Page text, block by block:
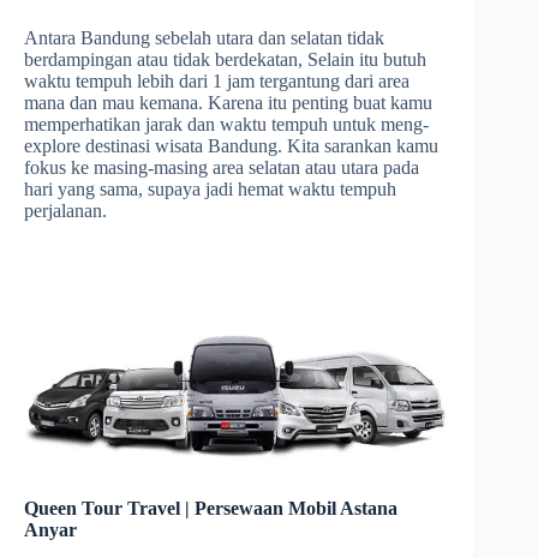
Antara Bandung sebelah utara dan selatan tidak
berdampingan atau tidak berdekatan, Selain itu butuh
waktu tempuh lebih dari 1 jam tergantung dari area
mana dan mau kemana. Karena itu penting buat kamu
memperhatikan jarak dan waktu tempuh untuk meng-
explore destinasi wisata Bandung. Kita sarankan kamu
fokus ke masing-masing area selatan atau utara pada
hari yang sama, supaya jadi hemat waktu tempuh
perjalanan.
Queen Tour Travel | Persewaan Mobil Astana
Anyar